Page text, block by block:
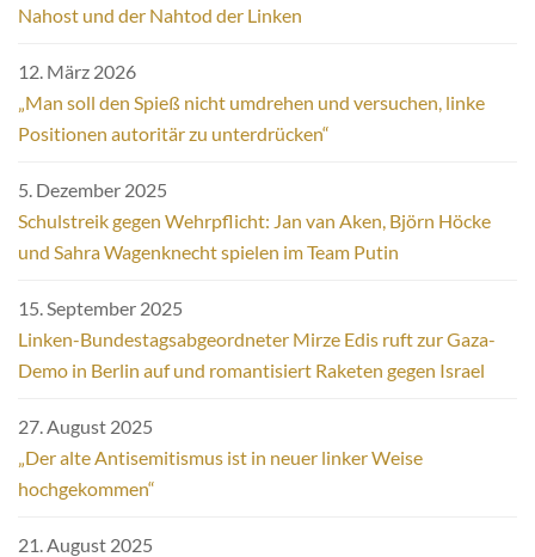
Nahost und der Nahtod der Linken
12. März 2026
„Man soll den Spieß nicht umdrehen und versuchen, linke
Positionen autoritär zu unterdrücken“
5. Dezember 2025
Schulstreik gegen Wehrpflicht: Jan van Aken, Björn Höcke
und Sahra Wagenknecht spielen im Team Putin
15. September 2025
Linken-Bundestagsabgeordneter Mirze Edis ruft zur Gaza-
Demo in Berlin auf und romantisiert Raketen gegen Israel
27. August 2025
„Der alte Antisemitismus ist in neuer linker Weise
hochgekommen“
21. August 2025